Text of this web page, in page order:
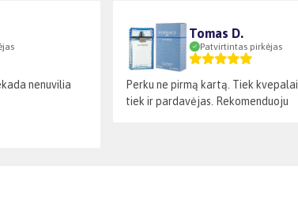
nenuvilia
Tomas D.
Patvirtintas pirkėjas
Perku ne pirmą kartą. Tiek
tiek ir pardavėjas. Rekomenduoju